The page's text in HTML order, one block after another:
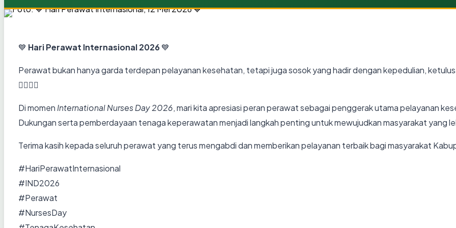
💙 Hari Perawat Internasional 2026💙
Perawat bukan hanya garda terdepan pelayanan kesehatan, tetapi juga sosok yang hadir dengan kepedulian,
👩‍⚕️👨‍⚕️
Di momen International Nurses Day 2026, mari kita apresiasi peran perawat sebagai penggerak utama pelayanan
Dukungan serta pemberdayaan tenaga keperawatan menjadi langkah penting untuk mewujudkan masyarakat yang
Terima kasih kepada seluruh perawat yang terus mengabdi dan memberikan pelayanan terbaik bagi masyarakat
#HariPerawatInternasional
#IND2026
#Perawat
#NursesDay